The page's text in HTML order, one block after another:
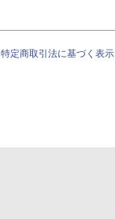
特定商取引法に基づく表示